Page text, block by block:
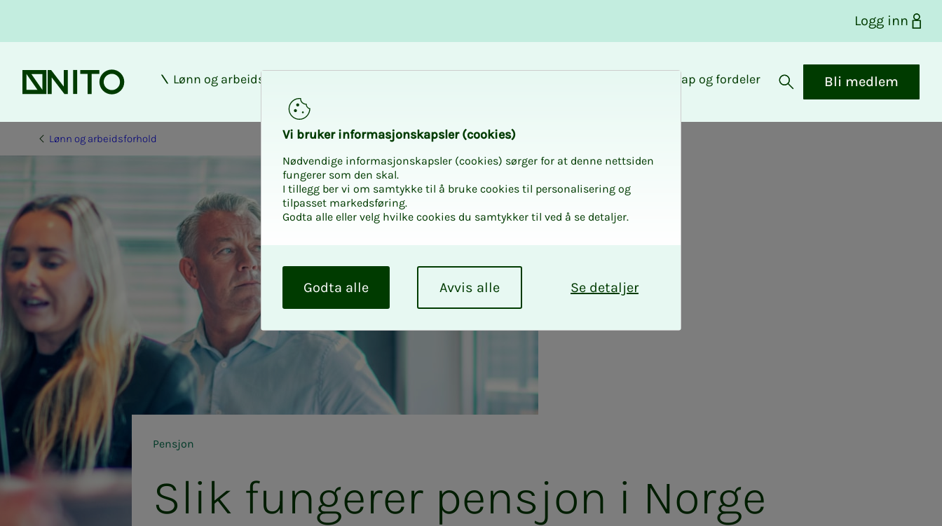
Logg inn
Forsiden
Lønn og arbeidsforhold Medlemskap og fordeler
Åpne søk
Bli medlem
Lønn og arbeidsforhold
Pensjon
Slik fun­­­ge­­­rer pen­­­sjon i Nor­­­ge
Vi bru­ker in­for­ma­sjons­kaps­ler (cookies)
Nødvendige informasjonskapsler (cookies) sørger for at denne nettsiden
fungerer som den skal.
I tillegg ber vi om samtykke til å bruke cookies til personalisering og
tilpasset markedsføring.
Godta alle eller velg hvilke cookies du samtykker til ved å se detaljer.
v
l
Se detaljer
Avvis alle
Godta alle